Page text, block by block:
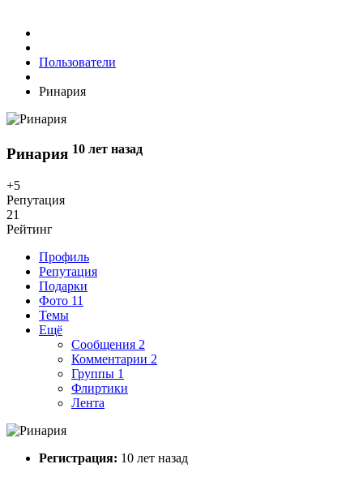
Пользователи
Ринария
Ринария 10 лет назад
+5
Репутация
21
Рейтинг
Профиль
Репутация
Подарки
Фото 11
Темы
Ещё
Сообщения 2
Комментарии 2
Группы 1
Флиртики
Лента
Регистрация: 10 лет назад